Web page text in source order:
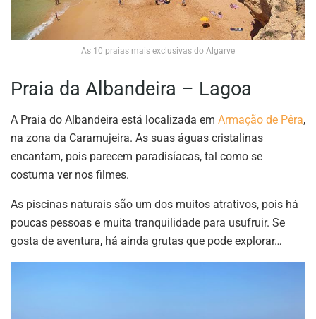
As 10 praias mais exclusivas do Algarve
Praia da Albandeira – Lagoa
A Praia do Albandeira está localizada em Armação de Pêra,
na zona da Caramujeira. As suas águas cristalinas
encantam, pois parecem paradisíacas, tal como se
costuma ver nos filmes.
As piscinas naturais são um dos muitos atrativos, pois há
poucas pessoas e muita tranquilidade para usufruir. Se
gosta de aventura, há ainda grutas que pode explorar…